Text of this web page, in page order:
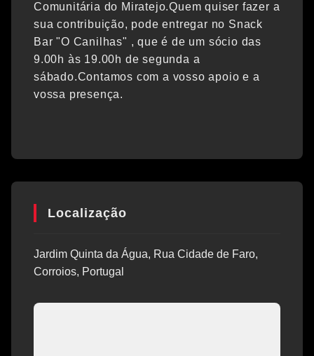
Comunitária do Miratejo.Quem quiser fazer a
sua contribuição, pode entregar no Snack
Bar "O Canilhas" , que é de um sócio das
9.00h às 19.00h de segunda a
sábado.Contamos com a vosso apoio e a
vossa presença.
Localização
Jardim Quinta da Água, Rua Cidade de Faro,
Corroios, Portugal